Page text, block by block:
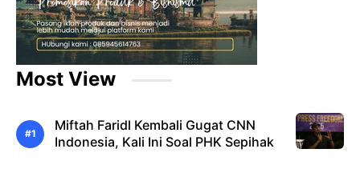
Most View
Miftah Faridl Kembali Gugat CNN
Indonesia, Kali Ini Soal PHK Sepihak